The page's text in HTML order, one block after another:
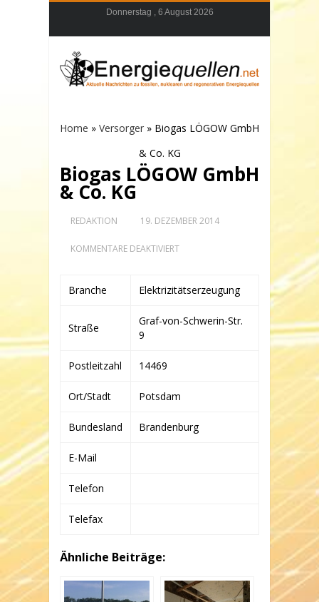
Donnerstag , 6 August 2026
Home » Versorger » Biogas LÖGOW GmbH
& Co. KG
Biogas LÖGOW GmbH
& Co. KG
REDAKTION 19. DEZEMBER 2014
KOMMENTARE DEAKTIVIERTFÜR
&
KG
Branche Elektrizitätserzeugung
Straße
Graf-von-Schwerin-Str.
9
Postleitzahl 14469
Ort/Stadt Potsdam
Bundesland Brandenburg
E-Mail
Telefon
Telefax
Ähnliche Beiträge: